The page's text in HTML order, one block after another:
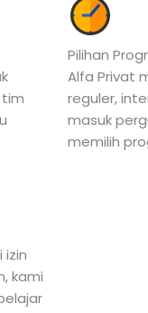
izin
kami
Pilihan
Alfa Privat
reguler,
masuk
memilih